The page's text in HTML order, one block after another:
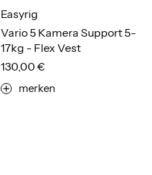
Vario 5 Kamera Support 5-
17kg - Flex Vest
Easyrig
130,00 €
merken